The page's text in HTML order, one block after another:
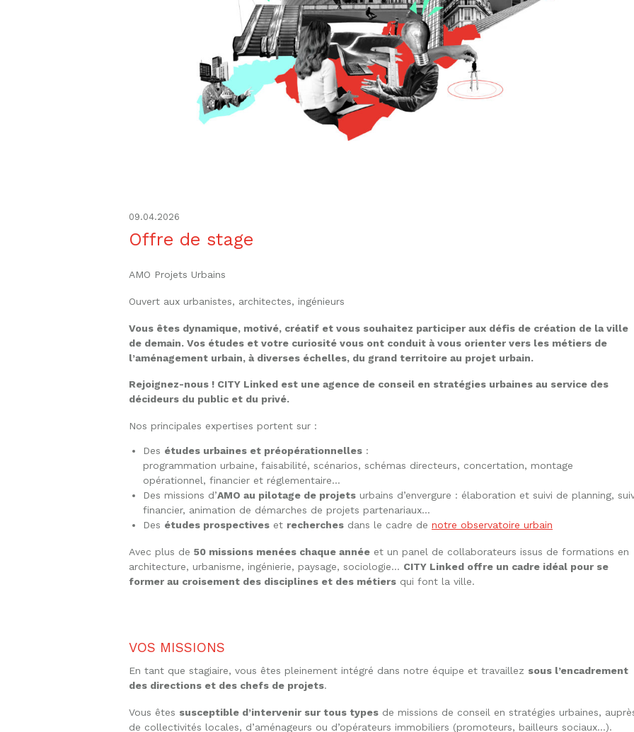
09.04.2026
Offre de stage
AMO Projets Urbains
Ouvert aux urbanistes, architectes, ingénieurs
Vous êtes dynamique, motivé, créatif et vous souhaitez participer aux défis de création de la ville
de demain. Vos études et votre curiosité vous ont conduit à vous orienter vers les métiers de
l’aménagement urbain, à diverses échelles, du grand territoire au projet urbain.
Rejoignez-nous ! CITY Linked est une agence de conseil en stratégies urbaines au service des
décideurs du public et du privé.
Nos principales expertises portent sur :
Des études urbaines et préopérationnelles :
programmation urbaine, faisabilité, scénarios, schémas directeurs, concertation, montage
opérationnel, financier et réglementaire…
Des missions d’AMO au pilotage de projets urbains d’envergure : élaboration et suivi de planning,
financier, animation de démarches de projets partenariaux…
Des études prospectives et recherches dans le cadre de notre observatoire urbain
Avec plus de 50 missions menées chaque année et un panel de collaborateurs issus de formations en
architecture, urbanisme, ingénierie, paysage, sociologie… CITY Linked offre un cadre idéal pour se
former au croisement des disciplines et des métiers qui font la ville.
VOS MISSIONS
En tant que stagiaire, vous êtes pleinement intégré dans notre équipe et travaillez sous l’encadrement
des directions et des chefs de projets.
Vous êtes susceptible d’intervenir sur tous types de missions de conseil en stratégies urbaines,
de collectivités locales, d’aménageurs ou d’opérateurs immobiliers (promoteurs, bailleurs sociaux…).